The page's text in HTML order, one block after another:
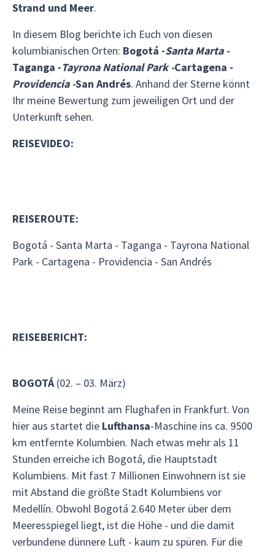
Strand und Meer.
In diesem Blog berichte ich Euch von diesen
kolumbianischen Orten: Bogotá -Santa Marta -
Taganga -Tayrona National Park -Cartagena -
Providencia -San Andrés. Anhand der Sterne könnt
Ihr meine Bewertung zum jeweiligen Ort und der
Unterkunft sehen.
REISEVIDEO:
REISEROUTE:
Bogotá - Santa Marta - Taganga - Tayrona National
Park - Cartagena - Providencia - San Andrés
REISEBERICHT:
BOGOTÁ(02. – 03. März)
Meine Reise beginnt am Flughafen in Frankfurt. Von
hier aus startet die Lufthansa-Maschine ins ca. 9500
km entfernte Kolumbien. Nach etwas mehr als 11
Stunden erreiche ich Bogotá, die Hauptstadt
Kolumbiens. Mit fast 7 Millionen Einwohnern ist sie
mit Abstand die größte Stadt Kolumbiens vor
Medellín. Obwohl Bogotá 2.640 Meter über dem
Meeresspiegel liegt, ist die Höhe - und die damit
verbundene dünnere Luft - kaum zu spüren. Für die